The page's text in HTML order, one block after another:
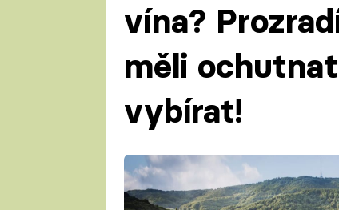
vína?
měli
vybírat!